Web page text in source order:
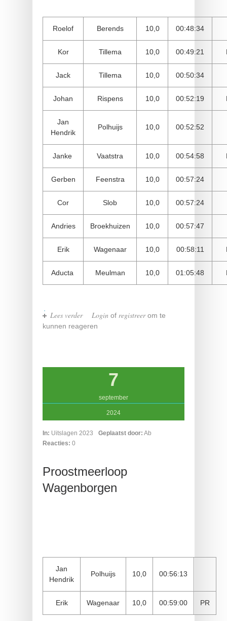
Roelof Berends 10,0 00:48:34
Kor Tillema 10,0 00:49:21
Jack Tillema 10,0 00:50:34
Johan Rispens 10,0 00:52:19
Jan
Hendrik
Polhuijs 10,0 00:52:52
Janke Vaatstra 10,0 00:54:58
Gerben Feenstra 10,0 00:57:24
Cor Slob 10,0 00:57:24
Andries Broekhuizen 10,0 00:57:47
Erik Wagenaar 10,0 00:58:11
Aducta Meulman 10,0 01:05:48
Lees verderover Run Winschoten 14-09-2024
Login of registreerom te
kunnen reageren
7
september
2024
In: Uitslagen 2023 Geplaatst door: Ab
Reacties: 0
Proostmeerloop
Wagenborgen
Jan
Hendrik
Polhuijs 10,0 00:56:13
Erik Wagenaar 10,0 00:59:00 PR